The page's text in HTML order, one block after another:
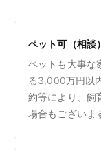
ペット可（相談
ペットも大事な
る3,000万円以
約等により、飼
場合もございま